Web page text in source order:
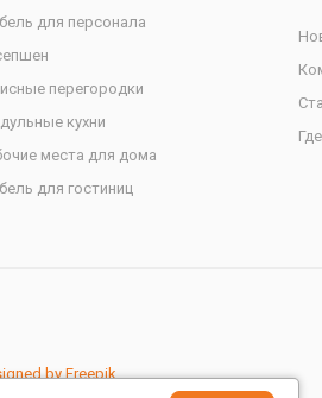
для персонала
перегородки
кухни
места для дома
для гостиниц
by Freepik